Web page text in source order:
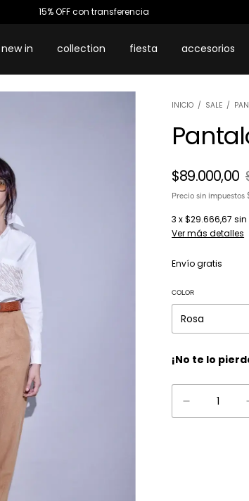
3 cuotas sin interés
new in collection fiesta accesorios
INICIO / SALE /
$89.000,00
Precio sin impuestos
3 x$29.666,67 sin
Ver más detalles
Envío gratis
COLOR
¡No te lo